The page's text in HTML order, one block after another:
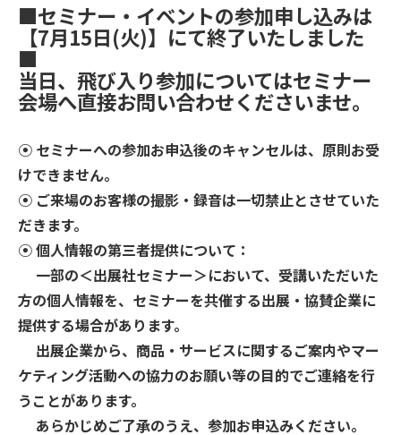
■セミナー・イベントの参加申し込みは
【7月15日(火)】にて終了いたしました
■
当日、飛び入り参加についてはセミナー
会場へ直接お問い合わせくださいませ。
⦿ セミナーへの参加お申込後のキャンセルは、原則お受
けできません。
⦿ ご来場のお客様の撮影・録音は⼀切禁止とさせていた
だきます。
⦿ 個人情報の第三者提供について：
⼀部の＜出展社セミナー＞において、受講いただいた
方の個人情報を、セミナーを共催する出展・協賛企業に
提供する場合があります。
出展企業から、商品・サービスに関するご案内やマー
ケティング活動への協力のお願い等の目的でご連絡を行
うことがあります。
あらかじめご了承のうえ、参加お申込みください。